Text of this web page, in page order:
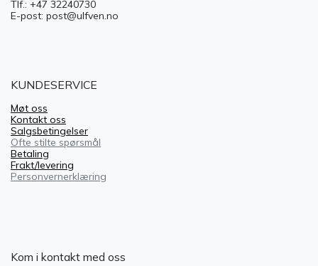
Tlf.: +47 32240730
E-post: post@ulfven.no
KUNDESERVICE
Møt oss
Kontakt oss
Salgsbetingelser
Ofte stilte spørsmål
Betaling
Frakt/levering
Personvernerklæring
Kom i kontakt med oss